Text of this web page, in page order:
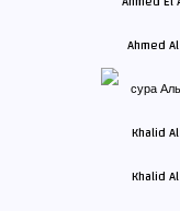
Ahmed
Khalid